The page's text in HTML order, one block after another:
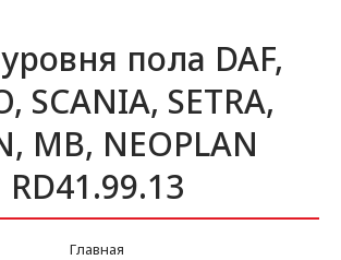
пола DAF,
SCANIA, SETRA,
MB, NEOPLAN
RD41.99.13
Главная